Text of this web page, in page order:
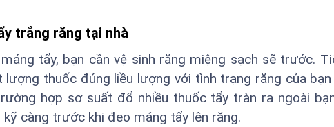
trắng răng tại nhà
tẩy, bạn cần vệ sinh răng miệng sạch sẽ trước.
lượng thuốc đúng liều lượng với tình trạng răng của
hợp sơ suất đổ nhiều thuốc tẩy tràn ra ngoài
kỹ càng trước khi đeo máng tẩy lên răng.